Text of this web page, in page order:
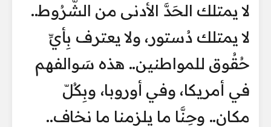
لا يمتلك الحَدَّ الأدنى من الشُّرُوط..
لا يمتلك دُستور، ولا يعترف بِأيِّ
حُقُوق للمواطنين.. هذه سَوالفهم
في أمريكا، وفي أوروبا، وبِكُلّ
مكان.. وحِنَّا ما يلزمنا ما نخاف..